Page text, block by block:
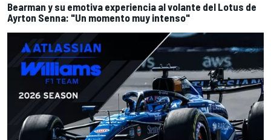
Bearman y su emotiva experiencia al volante del Lotus de
Ayrton Senna: "Un momento muy intenso"